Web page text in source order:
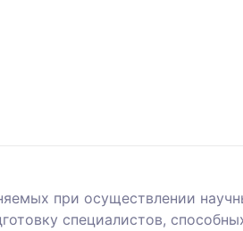
при осуществлении
специалистов,